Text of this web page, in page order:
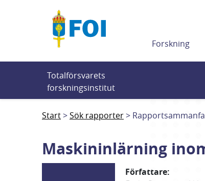
Forskning
Totalförsvarets
forskningsinstitut
Start Sök rapporter
Maskininlärning
Författare: